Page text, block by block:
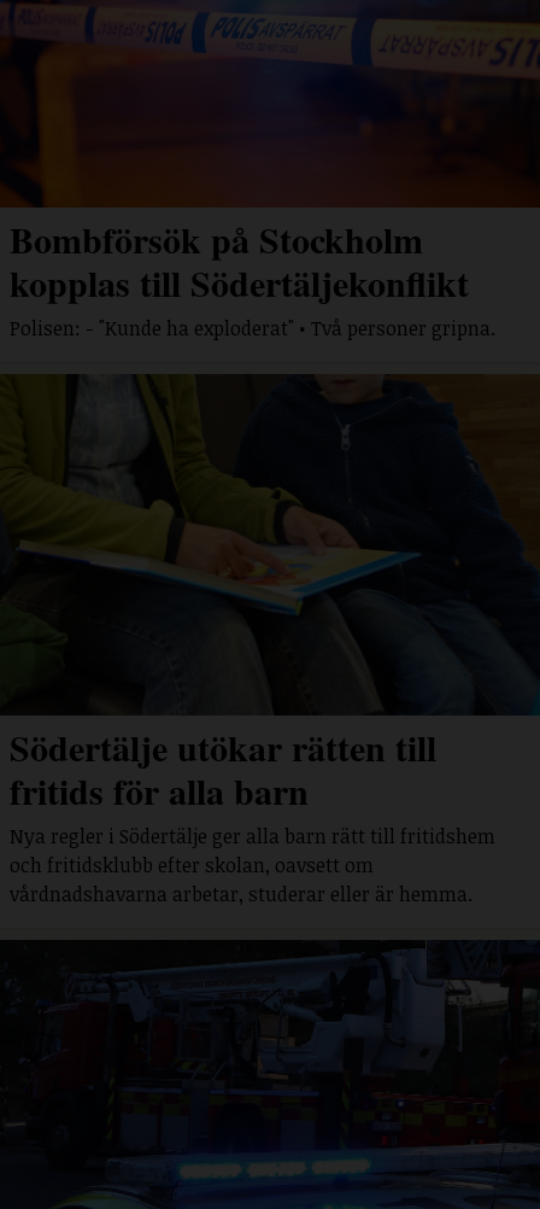
Bombförsök på Stockholm
kopplas till Södertäljekonflikt
Polisen: - "Kunde ha exploderat" • Två personer gripna.
Södertälje utökar rätten till
fritids för alla barn
Nya regler i Södertälje ger alla barn rätt till fritidshem
och fritidsklubb efter skolan, oavsett om
vårdnadshavarna arbetar, studerar eller är hemma.